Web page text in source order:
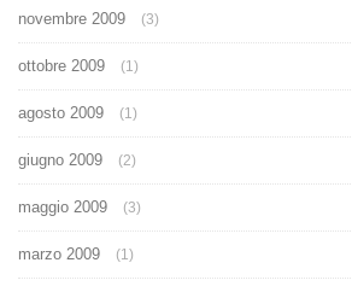
novembre 2009 (3)
ottobre 2009 (1)
agosto 2009 (1)
giugno 2009 (2)
maggio 2009 (3)
marzo 2009 (1)